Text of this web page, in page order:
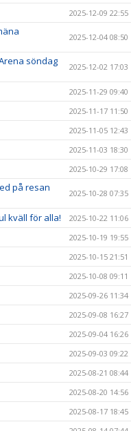
2025-12-09 22:55
2025-12-04 08:50
söndag
2025-12-02 17:03
2025-11-29 09:40
2025-11-17 11:50
2025-11-05 12:43
2025-11-03 18:30
2025-10-29 17:08
på resan
2025-10-28 07:35
kväll för alla! 2025-10-22 11:06
2025-10-19 19:55
2025-10-15 21:51
2025-10-08 09:11
2025-09-26 11:34
2025-09-08 16:27
2025-09-04 16:26
2025-09-03 09:22
2025-08-21 08:44
2025-08-20 14:56
2025-08-17 18:45